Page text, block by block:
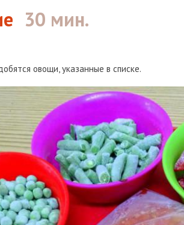
30 мин.
овощи, указанные в списке.